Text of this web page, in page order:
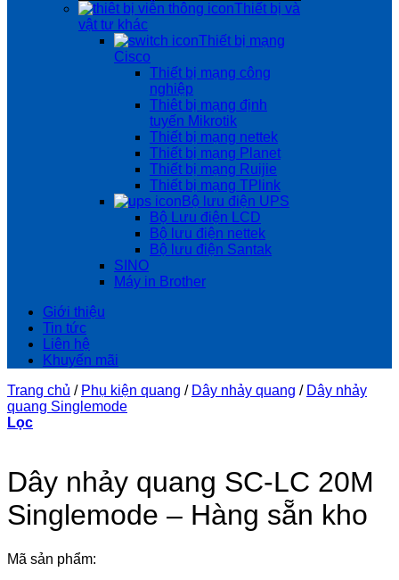
Thiết bị và
vật tư khác
Thiết bị mạng
Cisco
Thiết bị mạng công
nghiệp
Thiêt bị mạng định
tuyến Mikrotik
Thiết bị mạng nettek
Thiết bị mạng Planet
Thiết bị mạng Ruijie
Thiết bị mạng TPlink
Bộ lưu điện UPS
Bộ Lưu điện LCD
Bộ lưu điện nettek
Bộ lưu điện Santak
SINO
Máy in Brother
Giới thiệu
Tin tức
Liên hệ
Khuyến mãi
Trang chủ / Phụ kiện quang / Dây nhảy quang / Dây nhảy
quang Singlemode
Lọc
Dây nhảy quang SC-LC 20M
Singlemode – Hàng sẵn kho
Mã sản phẩm: